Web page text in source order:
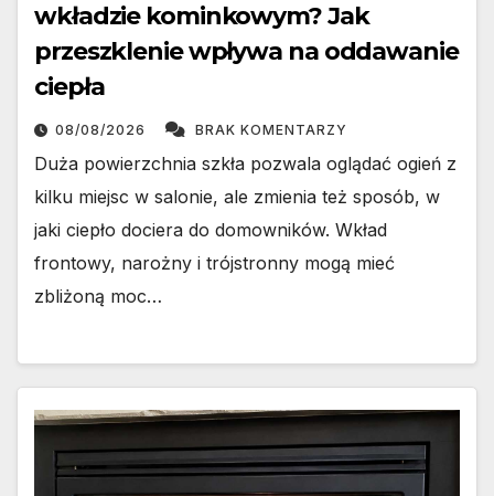
wkładzie kominkowym? Jak
przeszklenie wpływa na oddawanie
ciepła
08/08/2026 BRAK KOMENTARZY
Duża powierzchnia szkła pozwala oglądać ogień z
kilku miejsc w salonie, ale zmienia też sposób, w
jaki ciepło dociera do domowników. Wkład
frontowy, narożny i trójstronny mogą mieć
zbliżoną moc…